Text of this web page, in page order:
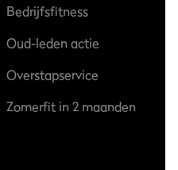
Bedrijfsfitness
Oud-leden actie
Overstapservice
Zomerfit in 2 maanden